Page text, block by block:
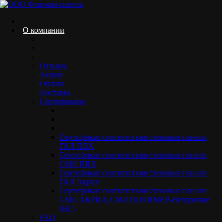
Skip
content
О компании
Отзывы
Акции
Оплата
Доставка
Сертификаты
Сертификат соответствия стеновые панели
ГКЛ ПВХ
Сертификат соответствия стеновые панели
СМЛ ПВХ
Сертификат соответствия стеновые панели
ГКЛ Акрил
Сертификат соответствия стеновые панели
СМЛ АКРИЛ; СМЛ ПОЛИМЕР-Негорючие
(НГ)
FAQ
Мы обновили сайт!
НовостиМы обновили сайт!
Дорогие друзья и уважаемые клиенты!
С радостью сообщаем, что наш сайт прошел обновление! Мы
стремимся к тому, чтобы ваше взаимодействие с нами было
максимально удобным и приятным, и это обновление —